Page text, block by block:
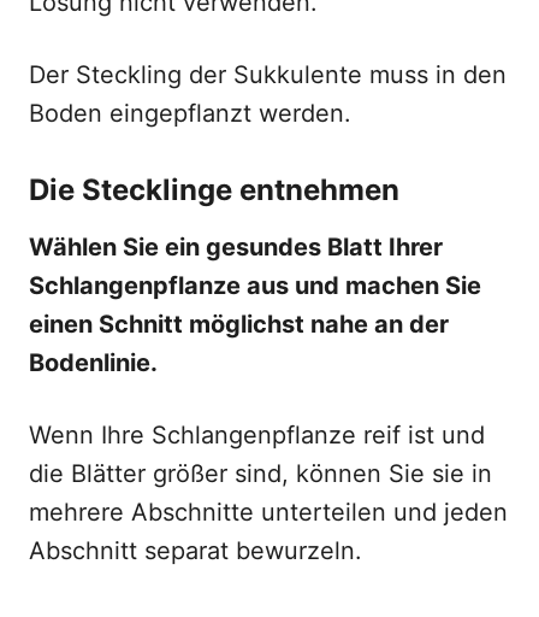
Der Steckling der Sukkulente muss in den
Boden eingepflanzt werden.
Die Stecklinge entnehmen
Wählen Sie ein gesundes Blatt Ihrer
Schlangenpflanze aus und machen Sie
einen Schnitt möglichst nahe an der
Bodenlinie.
Wenn Ihre Schlangenpflanze reif ist und
die Blätter größer sind, können Sie sie in
mehrere Abschnitte unterteilen und jeden
Abschnitt separat bewurzeln.